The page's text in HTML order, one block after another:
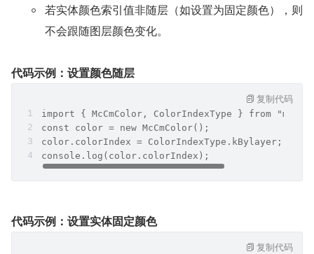
若实体颜色索引值非随层（如设置为固定颜色），则
不会跟随图层颜色变化。
代码示例：设置颜色随层
import { McCmColor, ColorIndexType } from
const color = new McCmColor();
color.colorIndex = ColorIndexType.kBylayer; // 设
console.log(color.colorIndex);
复制代码
代码示例：设置实体固定颜色
复制代码